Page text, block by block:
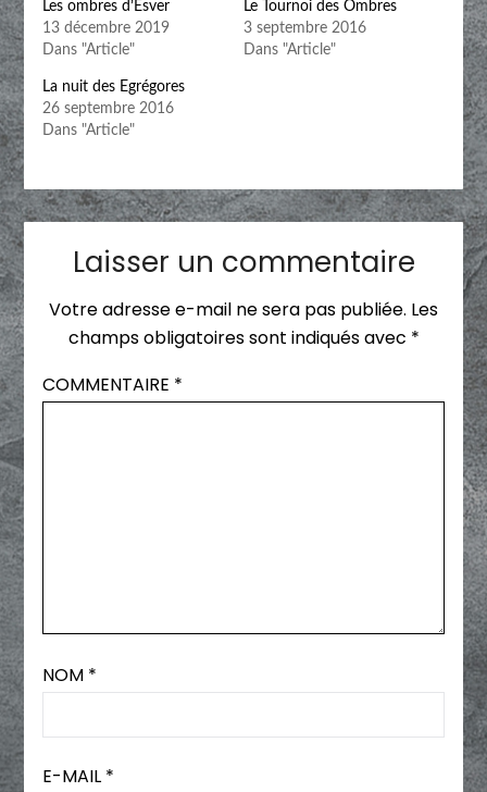
Les ombres d’Esver
13 décembre 2019
Dans "Article"
Le Tournoi des Ombres
3 septembre 2016
Dans "Article"
La nuit des Egrégores
26 septembre 2016
Dans "Article"
Laisser un commentaire
Votre adresse e-mail ne sera pas publiée. Les
champs obligatoires sont indiqués avec *
COMMENTAIRE *
NOM *
E-MAIL *